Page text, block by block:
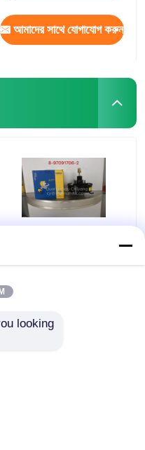
আমাদের সাথে যোগাযোগ করুন
looking